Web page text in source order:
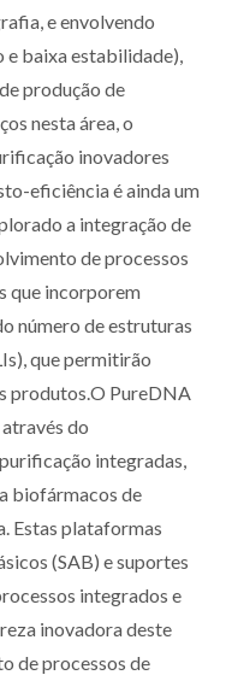
e envolvendo
e baixa estabilidade),
produção de
nesta área, o
inovadores
eficiência é ainda um
a integração de
de processos
que incorporem
número de estruturas
que permitirão
produtos.O PureDNA
do
integradas,
biofármacos de
Estas plataformas
(SAB) e suportes
integrados e
inovadora deste
de processos de